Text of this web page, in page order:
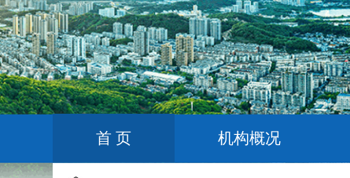
首 页 机构概况